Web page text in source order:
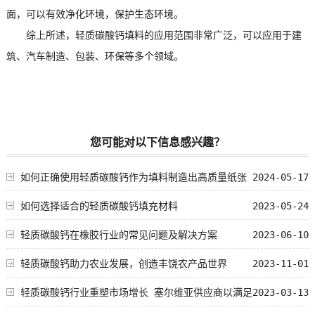
面，可以有效净化环境，保护生态环境。
综上所述，轻质碳酸钙填料的应用范围非常广泛，可以应用于建
筑、汽车制造、包装、环保等多个领域。
您可能对以下信息感兴趣？
2024-05-17
如何正确使用轻质碳酸钙作为填料制造出高质量纸张
2023-05-24
如何选择适合的轻质碳酸钙填充材料
2023-06-10
轻质碳酸钙在橡胶行业的常见问题及解决方案
2023-11-01
轻质碳酸钙助力农业发展，创造丰饶农产品世界
2023-03-13
轻质碳酸钙行业重塑市场增长 塞尔维亚供应商以满足